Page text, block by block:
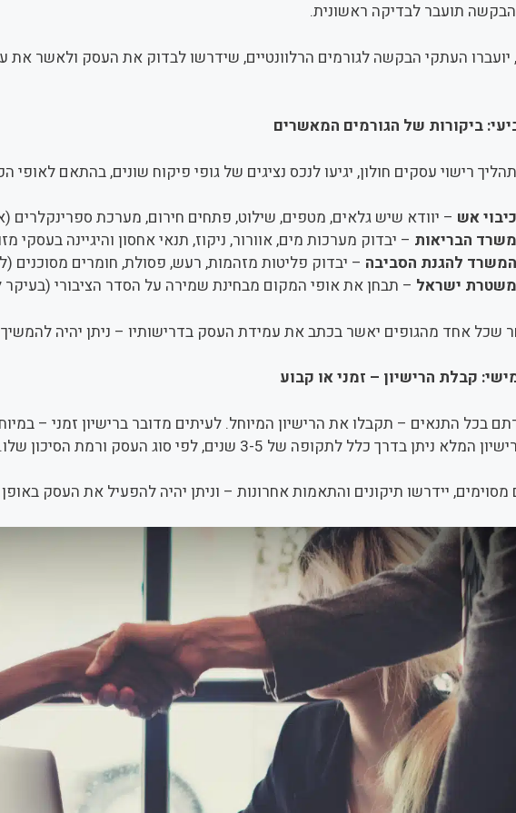
תועבר לבדיקה ראשונית.
העתקי הבקשה לגורמים הרלוונטיים, שידרשו לבדוק את העסק ולאשר את
בפועל.
ביקורות של הגורמים המאשרים
רישוי עסקים חולון, יגיעו לנכס נציגים של גופי פיקוח שונים, בהתאם לאופי
כיבוי אש– יוודא שיש גלאים, מטפים, שילוט, פתחים חירום, מערכת ספרינקלרים
משרד הבריאות– יבדוק מערכות מים, אוורור, ניקוז, תנאי אחסון והיגיינה בעסקי
המשרד להגנת הסביבה– יבדוק פליטות מזהמות, רעש, פסולת, חומרים מסוכנים
משטרת ישראל– תבחן את אופי המקום מבחינת שמירה על הסדר הציבורי (בעיקר
שכל אחד מהגופים יאשר בכתב את עמידת העסק בדרישותיו – ניתן יהיה
בכל התנאים – תקבלו את הרישיון המיוחל. לעיתים מדובר ברישיון זמני –
רישוי עסקים משאירים למקצוענים
נא לשלוח לי מידע והטבות
ואני מאשר את תנאי